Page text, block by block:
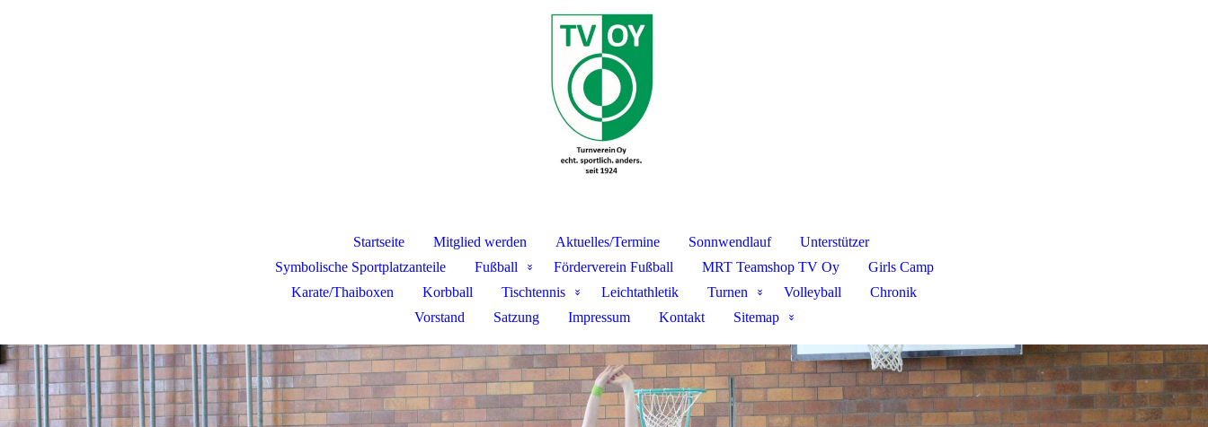
Startseite Mitglied werden Aktuelles/Termine Sonnwendlauf
Unterstützer
Symbolische Sportplatzanteile
Fußball Förderverein Fußball MRT Teamshop TV Oy
Girls Camp
Karate/Thaiboxen
Korbball Tischtennis Leichtathletik Turnen Volleyball
Chronik
Vorstand
Satzung Impressum Kontakt Sitemap